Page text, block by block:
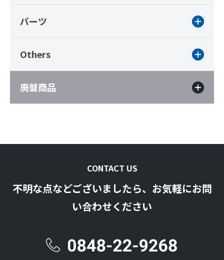
パーツ
Others
廃盤商品
CONTACT US
不明な点などございましたら、お気軽にお問
い合わせください